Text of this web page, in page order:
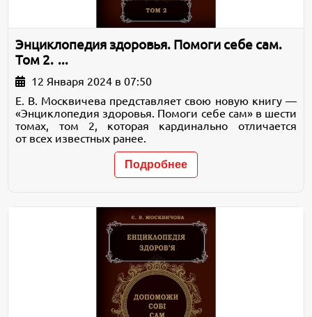
Энциклопедия здоровья. Помоги себе сам.
Том 2. ...
12 Января 2024 в 07:50
Е. В. Москвичева представляет свою новую книгу —
«Энциклопедия здоровья. Помоги себе сам» в шести
томах, том 2, которая кардинально отличается
от всех известных ранее.
Подробнее